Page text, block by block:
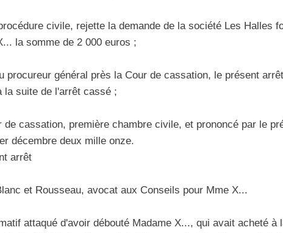
civile, rejette la demande de la société Les Halles
la somme de 2 000 euros ;
procureur général près la Cour de cassation, le présent
la suite de l'arrêt cassé ;
cassation, première chambre civile, et prononcé par le
décembre deux mille onze.
arrêt
et Rousseau, avocat aux Conseils pour Mme X...
attaqué d'avoir débouté Madame X..., qui avait acheté à